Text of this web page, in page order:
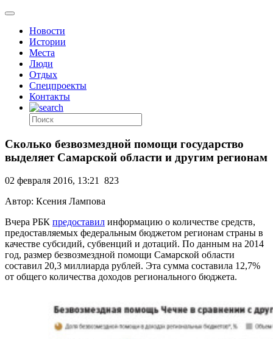
Новости
Истории
Места
Люди
Отдых
Спецпроекты
Контакты
Сколько безвозмездной помощи государство
выделяет Самарской области и другим регионам
02 февраля 2016, 13:21 823
Автор: Ксения Лампова
Вчера РБК предоставил информацию о количестве средств,
предоставляемых федеральным бюджетом регионам страны в
качестве субсидий, субвенций и дотаций. По данным на 2014
год, размер безвозмездной помощи Самарской области
составил 20,3 миллиарда рублей. Эта сумма составила 12,7%
от общего количества доходов регионального бюджета.